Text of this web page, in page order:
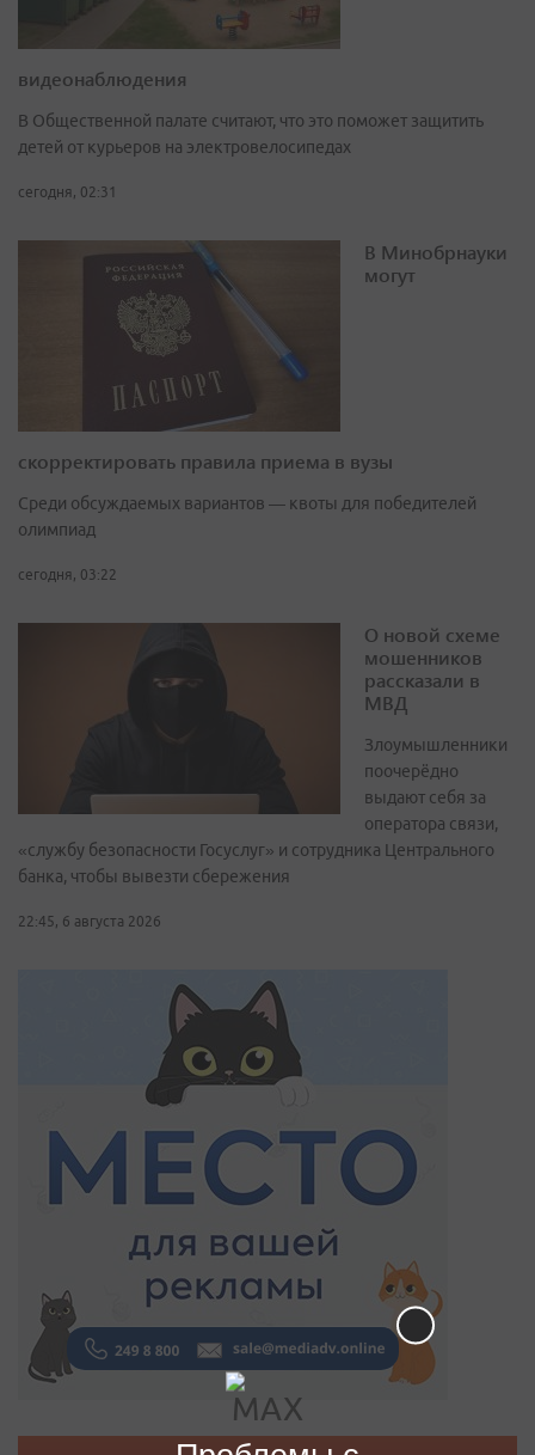
видеонаблюдения
В Общественной палате считают, что это поможет защитить
детей от курьеров на электровелосипедах
сегодня, 02:31
В Минобрнауки
могут
скорректировать правила приема в вузы
Среди обсуждаемых вариантов — квоты для победителей
олимпиад
сегодня, 03:22
О новой схеме
мошенников
рассказали в
МВД
Злоумышленники
поочерёдно
выдают себя за
оператора связи,
«службу безопасности Госуслуг» и сотрудника Центрального
банка, чтобы вывезти сбережения
22:45, 6 августа 2026